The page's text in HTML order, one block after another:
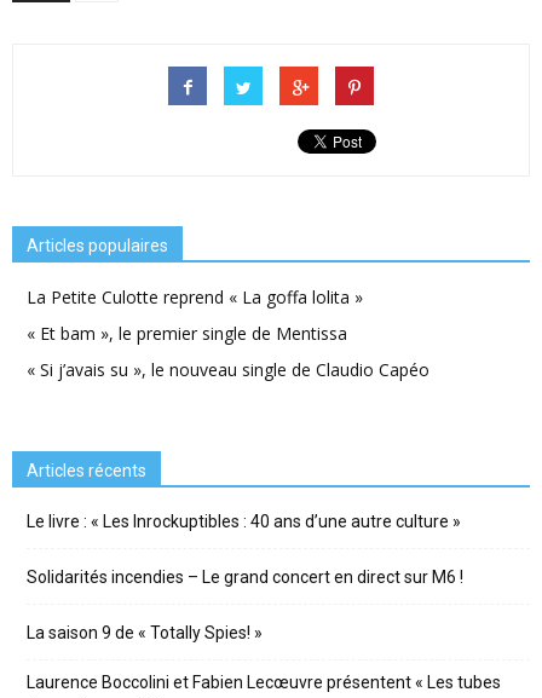
Articles populaires
La Petite Culotte reprend « La goffa lolita »
« Et bam », le premier single de Mentissa
« Si j’avais su », le nouveau single de Claudio Capéo
Articles récents
Le livre : « Les Inrockuptibles : 40 ans d’une autre culture »
Solidarités incendies – Le grand concert en direct sur M6 !
La saison 9 de « Totally Spies! »
Laurence Boccolini et Fabien Lecœuvre présentent « Les tubes